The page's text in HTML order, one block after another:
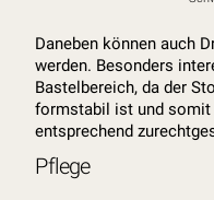
Daneben können auch
werden. Besonders
Bastelbereich, da der
formstabil ist und somit
entsprechend
Pflege